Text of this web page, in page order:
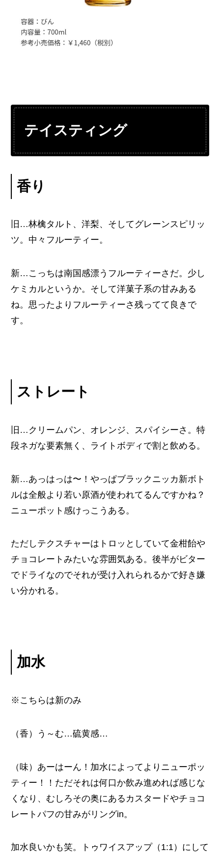
テイスティング
香り
旧…林檎タルト、洋梨、そしてグレーンスピリッ
ツ。中々フルーティー。
新…こっちは南国感漂うフルーティーさだ。少し
ケミカルというか。そして洋菓子系の甘みある
ね。思ったよりフルーティーさ残ってて良きで
す。
ストレート
旧…クリームパン、オレンジ、スパイシーさ。特
段ネガな要素無く、ライトボディで割と飲める。
新…あっはっは〜！やっぱブラックニッカ新ボト
ルは全般より若い原酒が使われてるんですかね？
ニューポット感けっこうある。
ただしテクスチャーはトロッとしていて金柑飴や
チョコレートみたいな雰囲気ある。後半がビター
でドライなのでそれが受け入れられるかで好き嫌
い分かれる。
加水
※こちらは新のみ
（香）う～む…硫黄感…
（味）あーはーん！加水によってよりニューポッ
ティー！！ただそれは何口か飲み進めれば感じな
くなり、むしろその奥にあるカスタードやチョコ
レートパフの甘みがリングin。
加水良いかも笑。トゥワイスアップ（1:1）にして